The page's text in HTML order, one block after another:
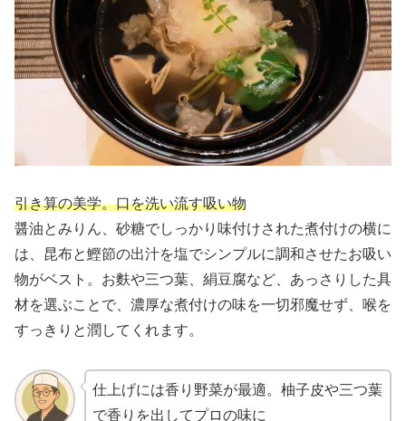
引き算の美学。口を洗い流す吸い物
醤油とみりん、砂糖でしっかり味付けされた煮付けの横に
は、昆布と鰹節の出汁を塩でシンプルに調和させたお吸い
物がベスト。お麩や三つ葉、絹豆腐など、あっさりした具
材を選ぶことで、濃厚な煮付けの味を一切邪魔せず、喉を
すっきりと潤してくれます。
仕上げには香り野菜が最適。柚子皮や三つ葉
で香りを出してプロの味に